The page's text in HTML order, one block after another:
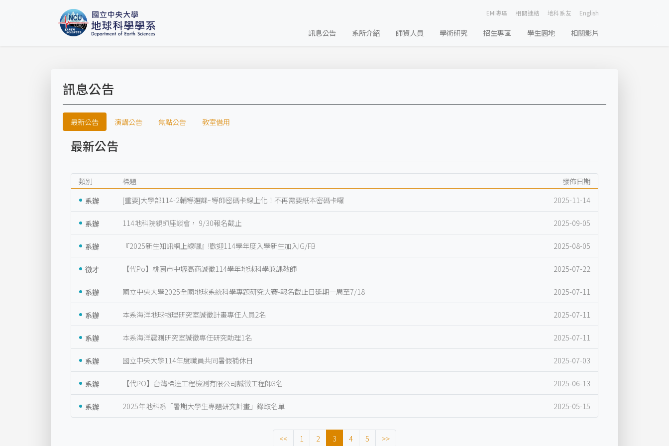
EMI專區 相關連結 地科系友 English
訊息公告 系所介紹 師資人員 學術研究 招生專區 學生園地 相關影片
訊息公告
最新公告 演講公告 焦點公告 教室借用
最新公告
類別 標題
發佈日期
系辦
[重要]大學部114-2輔導選課~導師密碼卡線上化！不再需要紙本密碼卡囉 2025-11-14
系辦 114地科院親師座談會， 9/30報名截止 2025-09-05
系辦 『2025新生知訊網上線囉』!歡迎114學年度入學新生加入IG/FB 2025-08-05
徵才 【代Po】桃園市中壢高商誠徵114學年地球科學兼課教師 2025-07-22
系辦 國立中央大學2025全國地球系統科學專題研究大賽-報名截止日延期一周至7/18 2025-07-11
系辦 本系海洋地球物理研究室誠徵計畫專任人員2名 2025-07-11
系辦 本系海洋震測研究室誠徵專任研究助理1名 2025-07-11
系辦 國立中央大學114年度職員共同暑假補休日 2025-07-03
系辦 【代PO】台灣標達工程檢測有限公司誠徵工程師3名 2025-06-13
系辦 2025年地科系「暑期大學生專題研究計畫」錄取名單 2025-05-15
<< 1 2 3 4 5 >>